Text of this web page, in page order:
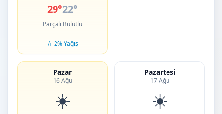
29°22°
Parçalı Bulutlu
💧 2% Yağış
Pazar
16 Ağu
☀️
Pazartesi
17 Ağu
☀️